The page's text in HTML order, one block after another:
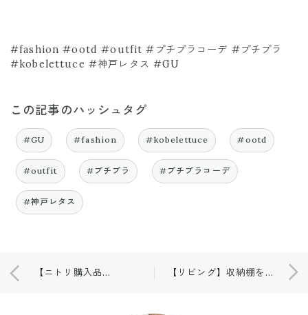
#fashion #ootd #outfit #プチプラコーデ #プチプラ
#kobelettuce #神戸レタス #GU
この記事のハッシュタグ
#GU #fashion #kobelettuce #ootd
#outfit #プチプラ #プチプラコーデ
#神戸レタス
【ニトリ購入品】カラーボックス🌿 【リビング】収納棚をDAISOペイントでDIY🌿